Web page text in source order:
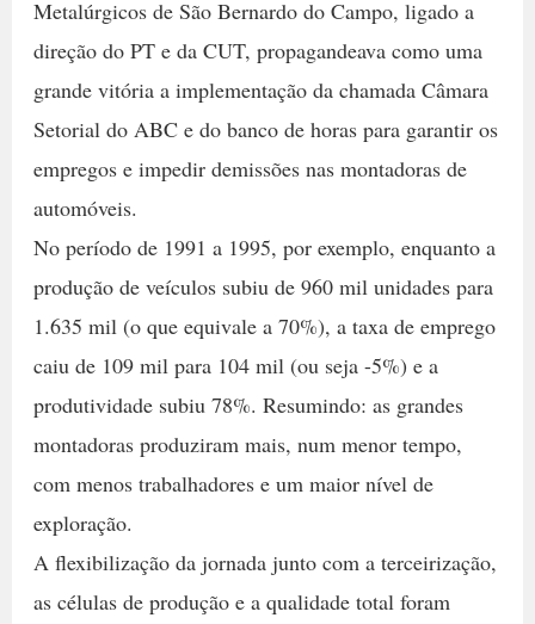
Metalúrgicos de São Bernardo do Campo, ligado a
direção do PT e da CUT, propagandeava como uma
grande vitória a implementação da chamada Câmara
Setorial do ABC e do banco de horas para garantir os
empregos e impedir demissões nas montadoras de
automóveis.
No período de 1991 a 1995, por exemplo, enquanto a
produção de veículos subiu de 960 mil unidades para
1.635 mil (o que equivale a 70%), a taxa de emprego
caiu de 109 mil para 104 mil (ou seja -5%) e a
produtividade subiu 78%. Resumindo: as grandes
montadoras produziram mais, num menor tempo,
com menos trabalhadores e um maior nível de
exploração.
A flexibilização da jornada junto com a terceirização,
as células de produção e a qualidade total foram